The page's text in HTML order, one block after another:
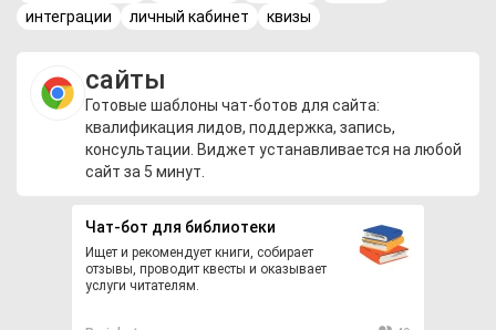
интеграции
личный кабинет квизы
сайты
Готовые шаблоны чат-ботов для сайта:
квалификация лидов, поддержка, запись,
консультации. Виджет устанавливается на любой
сайт за 5 минут.
Чат-бот для библиотеки
Ищет и рекомендует книги, собирает
отзывы, проводит квесты и оказывает
услуги читателям.